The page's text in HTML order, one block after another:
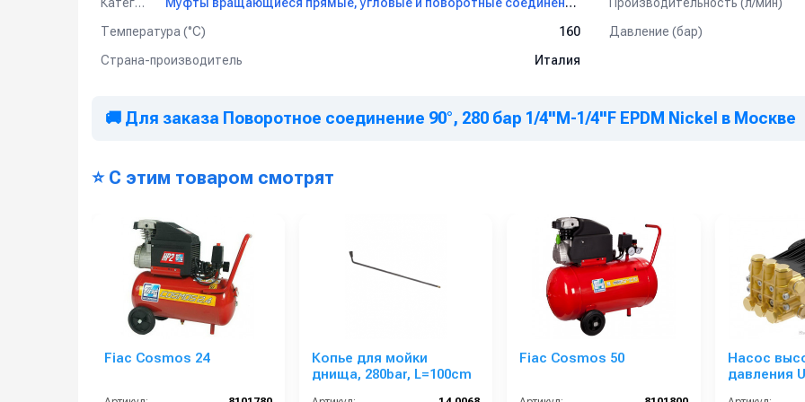
Температура (°C)
160 Давление (бар)
Страна-производитель
Италия
🚚 Для заказа Поворотное соединение 90°, 280 бар 1/4"M-1/4"F EPDM Nickel в Москве
⭐ С этим товаром смотрят
Fiac Cosmos 24
Копье для мойки
днища, 280bar, L=100cm
Fiac Cosmos 50
Насос
давления